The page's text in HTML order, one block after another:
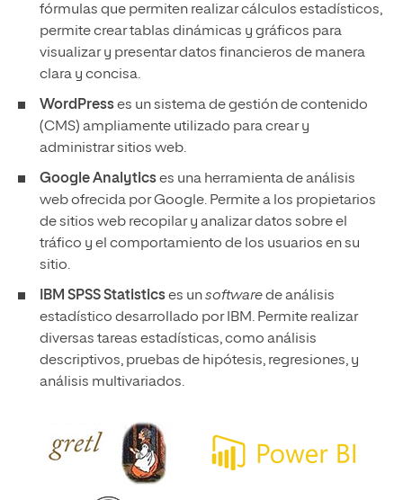
fórmulas que permiten realizar cálculos estadísticos,
permite crear tablas dinámicas y gráficos para
visualizar y presentar datos financieros de manera
clara y concisa.
WordPresses un sistema de gestión de contenido
(CMS) ampliamente utilizado para crear y
administrar sitios web.
Google Analyticses una herramienta de análisis
web ofrecida por Google. Permite a los propietarios
de sitios web recopilar y analizar datos sobre el
tráfico y el comportamiento de los usuarios en su
sitio.
IBM SPSS Statisticses unsoftwarede análisis
estadístico desarrollado por IBM. Permite realizar
diversas tareas estadísticas, como análisis
descriptivos, pruebas de hipótesis, regresiones, y
análisis multivariados.